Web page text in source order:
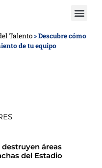
Talento »Descubre cómo
de tu equipo
áreas
del Estadio